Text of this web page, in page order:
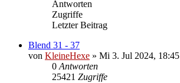
Antworten
Zugriffe
Letzter Beitrag
Blend 31 - 37
von KleineHexe » Mi 3. Jul 2024, 18:45
0 Antworten
25421 Zugriffe